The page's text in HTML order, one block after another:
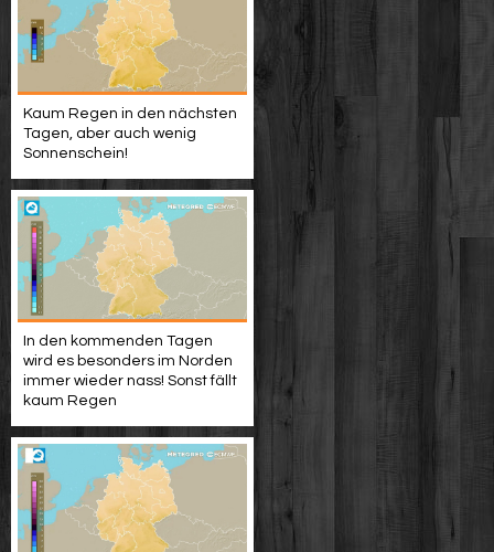
Kaum Regen in den nächsten
Tagen, aber auch wenig
Sonnenschein!
In den kommenden Tagen
wird es besonders im Norden
immer wieder nass! Sonst fällt
kaum Regen